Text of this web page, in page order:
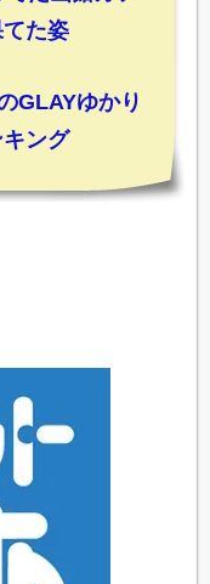
た姿
GLAYゆかり
ング